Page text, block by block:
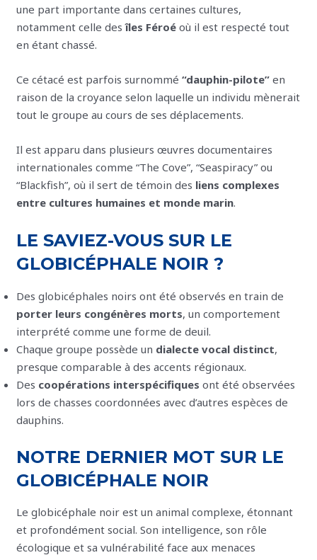
une part importante dans certaines cultures,
notamment celle desîles Féroé où il est respecté tout
en étant chassé.
Ce cétacé est parfois surnommé“dauphin-pilote” en
raison de la croyance selon laquelle un individu mènerait
tout le groupe au cours de ses déplacements.
Il est apparu dans plusieurs œuvres documentaires
internationales comme “The Cove”, “Seaspiracy” ou
“Blackfish”, où il sert de témoin des liens complexes
entre cultures humaines et monde marin.
LE SAVIEZ-VOUS SUR LE
GLOBICÉPHALE NOIR ?
Des globicéphales noirs ont été observés en train de
porter leurs congénères morts, un comportement
interprété comme une forme de deuil.
Chaque groupe possède un dialecte vocal distinct,
presque comparable à des accents régionaux.
Des coopérations interspécifiques ont été observées
lors de chasses coordonnées avec d’autres espèces de
dauphins.
NOTRE DERNIER MOT SUR LE
GLOBICÉPHALE NOIR
Le globicéphale noir est un animal complexe, étonnant
et profondément social. Son intelligence, son rôle
écologique et sa vulnérabilité face aux menaces